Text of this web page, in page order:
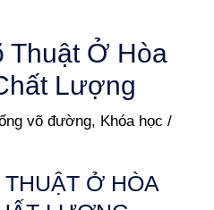
Thuật Ở Hòa
Lượng
võ đường, Khóa học /
Ở HÒA